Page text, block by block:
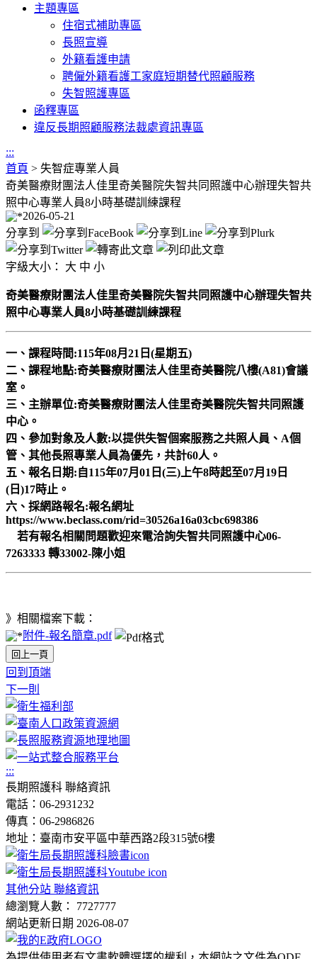
主題專區
住宿式補助專區
長照宣導
外籍看護申請
聘僱外籍看護工家庭短期替代照顧服務
失智照護專區
函釋專區
違反長期照顧服務法裁處資訊專區
:::
首頁 > 失智症專業人員
奇美醫療財團法人佳里奇美醫院失智共同照護中心辦理失智共
照中心專業人員8小時基礎訓練課程
2026-05-21
分享到
字級大小： 大 中 小
奇美醫療財團法人佳里奇美醫院失智共同照護中心辦理失智共
照中心專業人員8小時基礎訓練課程
一、課程時間:115年08月21日(星期五)
二、課程地點:奇美醫療財團法人佳里奇美醫院八樓(A81)會議
室。
三、主辦單位:奇美醫療財團法人佳里奇美醫院失智共同照護
中心。
四、參加對象及人數:以提供失智個案服務之共照人員、A個
管、其他長照專業人員為優先，共計60人。
五、報名日期:自115年07月01日(三)上午8時起至07月19日
(日)17時止。
六、採網路報名:報名網址
https://www.beclass.com/rid=30526a16a03cbc698386
若有報名相關問題歡迎來電洽詢失智共同照護中心06-
7263333 轉33002-陳小姐
》相關檔案下載：
附件-報名簡章.pdf
回上一頁
回到頂端
下一則
:::
長期照護科 聯絡資訊
電話：06-2931232
傳真：06-2986826
地址：臺南市安平區中華西路2段315號6樓
其他分站 聯絡資訊
總瀏覽人數： 7727777
網站更新日期 2026-08-07